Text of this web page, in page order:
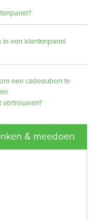
vertrouwen?
& meedoen